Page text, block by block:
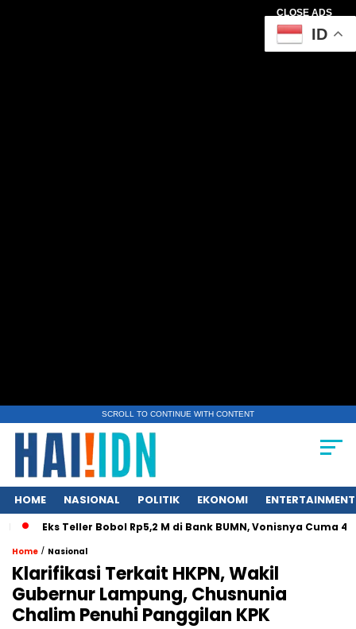
CLOSE ADS
SCROLL TO CONTINUE WITH CONTENT
HOME NASIONAL POLITIK EKONOMI ENTERTAINMENT
Eks Teller Bobol Rp5,2 M di Bank BUMN, Vonisnya Cuma 4,5
Home / Nasional
Klarifikasi Terkait HKPN, Wakil
Gubernur Lampung, Chusnunia
Chalim Penuhi Panggilan KPK
ID